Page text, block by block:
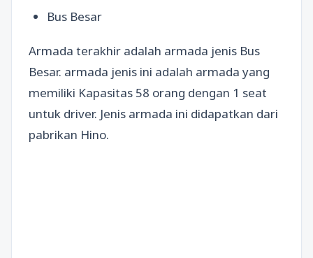
Bus Besar
Armada terakhir adalah armada jenis Bus
Besar. armada jenis ini adalah armada yang
memiliki Kapasitas 58 orang dengan 1 seat
untuk driver. Jenis armada ini didapatkan dari
pabrikan Hino.